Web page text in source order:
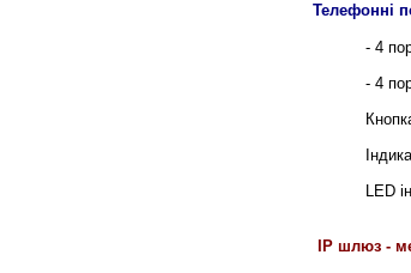
Телефонні
- 4
- 4
LED
IP шлюз -